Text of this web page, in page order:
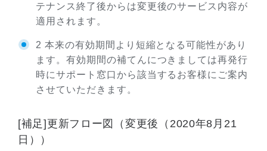
テナンス終了後からは変更後のサービス内容が
適用されます。
2 本来の有効期間より短縮となる可能性があり
ます。有効期間の補てんにつきましては再発行
時にサポート窓口から該当するお客様にご案内
させていただきます。
[補足]更新フロー図（変更後（2020年8月21
日））